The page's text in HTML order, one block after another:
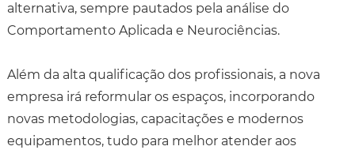
alternativa, sempre pautados pela análise do
Comportamento Aplicada e Neurociências.
Além da alta qualificação dos profissionais, a nova
empresa irá reformular os espaços, incorporando
novas metodologias, capacitações e modernos
equipamentos, tudo para melhor atender aos